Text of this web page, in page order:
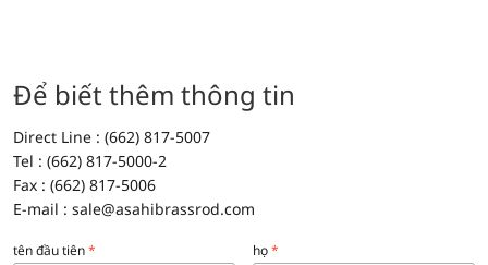
Để biết thêm thông tin
Direct Line : (662) 817-5007
Tel : (662) 817-5000-2
Fax : (662) 817-5006
E-mail : sale@asahibrassrod.com
tên đầu tiên* họ*